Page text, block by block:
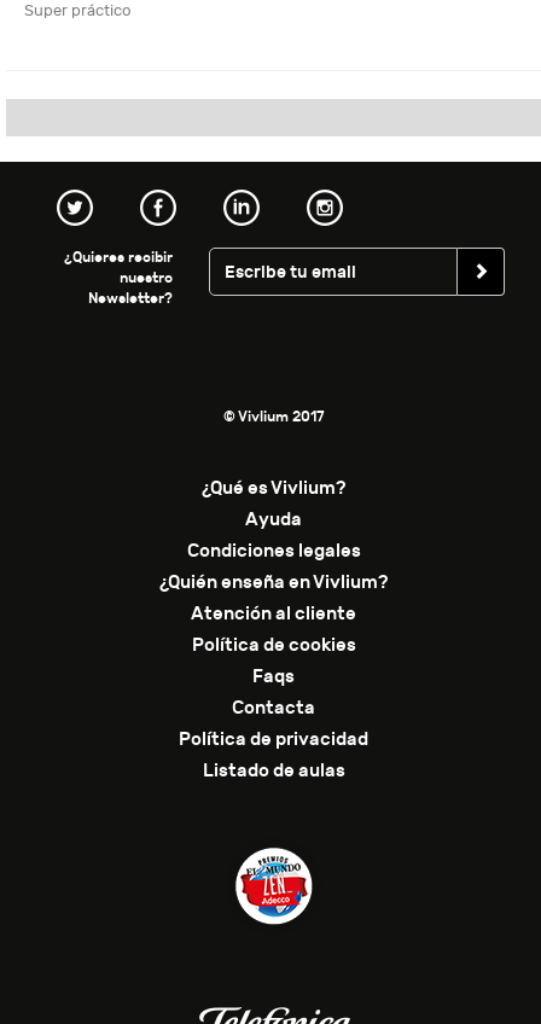
Super práctico
¿Quieres recibir
nuestro
Newsletter?
© Vivlium 2017
¿Qué es Vivlium?
Ayuda
Condiciones legales
¿Quién enseña en Vivlium?
Atención al cliente
Política de cookies
Faqs
Contacta
Política de privacidad
Listado de aulas